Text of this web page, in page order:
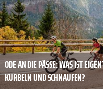
ODE AN DIE PÄSSE: WAS IST
KURBELN UND SCHNAUFEN?